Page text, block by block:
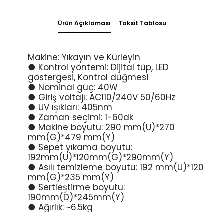
Ürün Açıklaması Taksit Tablosu
Makine: Yıkayın ve Kürleyin
● Kontrol yöntemi: Dijital tüp, LED
göstergesi, Kontrol düğmesi
● Nominal güç: 40W
● Giriş voltajı: AC110/240V 50/60Hz
● UV ışıkları: 405nm
● Zaman seçimi: 1-60dk
● Makine boyutu: 290 mm(U)*270
mm(G)*479 mm(Y)
● Sepet yıkama boyutu:
192mm(U)*120mm(G)*290mm(Y)
● Asılı temizleme boyutu: 192 mm(U)*120
mm(G)*235 mm(Y)
● Sertleştirme boyutu:
190mm(D)*245mm(Y)
● Ağırlık: ~6.5kg